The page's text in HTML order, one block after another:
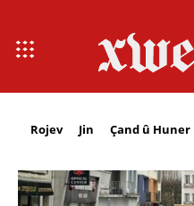
Rojev Jin Çand û Huner